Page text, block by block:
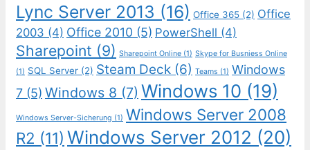
Lync Server 2013 (16) Office 365 (2) Office
2003 (4) Office 2010 (5) PowerShell (4)
Sharepoint (9) Sharepoint Online (1) Skype for Busniess Online
(1) SQL Server (2) Steam Deck (6) Teams (1) Windows
7 (5) Windows 8 (7) Windows 10 (19)
Windows Server-Sicherung (1) Windows Server 2008
R2 (11) Windows Server 2012 (20)